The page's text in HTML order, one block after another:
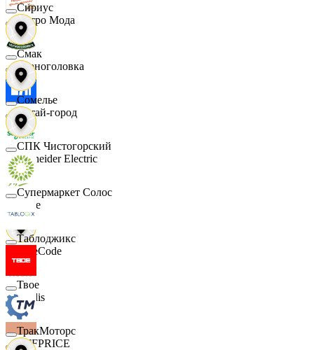
Цетро Мода
Черноголовка
Читай-город
Schneider Electric
Ярче
FaceCode
Modis
OFFPRICE
Сириус
Смак
Сомелье
СПК Чистогорский
Супермаркет Солос
Таблоджикс
Твое
ТракМоторс